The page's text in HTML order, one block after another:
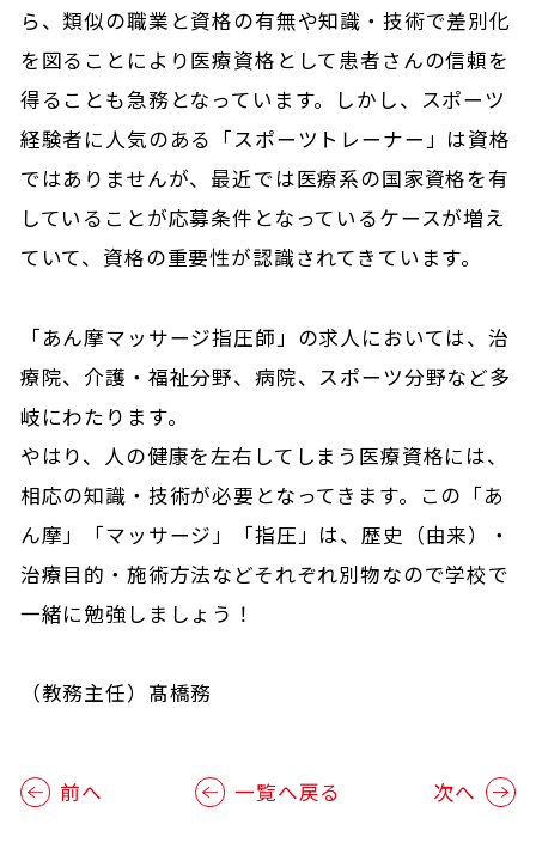
ら、類似の職業と資格の有無や知識・技術で差別化
を図ることにより医療資格として患者さんの信頼を
得ることも急務となっています。しかし、スポーツ
経験者に人気のある「スポーツトレーナー」は資格
ではありませんが、最近では医療系の国家資格を有
していることが応募条件となっているケースが増え
ていて、資格の重要性が認識されてきています。
「あん摩マッサージ指圧師」の求人においては、治
療院、介護・福祉分野、病院、スポーツ分野など多
岐にわたります。
やはり、人の健康を左右してしまう医療資格には、
相応の知識・技術が必要となってきます。この「あ
ん摩」「マッサージ」「指圧」は、歴史（由来）・
治療目的・施術方法などそれぞれ別物なので学校で
一緒に勉強しましょう！
（教務主任）髙橋務
前へ 一覧へ戻る 次へ